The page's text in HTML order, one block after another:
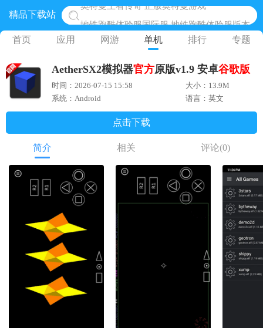
精品下载站
网易光遇手游正版 点亮星空共庆周年
黎明觉醒生机腾讯正版 黎明觉醒生机国际服
蛋仔派对下载 蛋仔派对体验服
奥特曼王者传奇 正版奥特曼游戏
首页 应用 网游 单机 排行 专题
AetherSX2模拟器官方原版v1.9 安卓谷歌版
时间：2026-07-15 15:58
大小：13.9M
系统：Android
语言：英文
点击下载
简介 相关 评论(0)